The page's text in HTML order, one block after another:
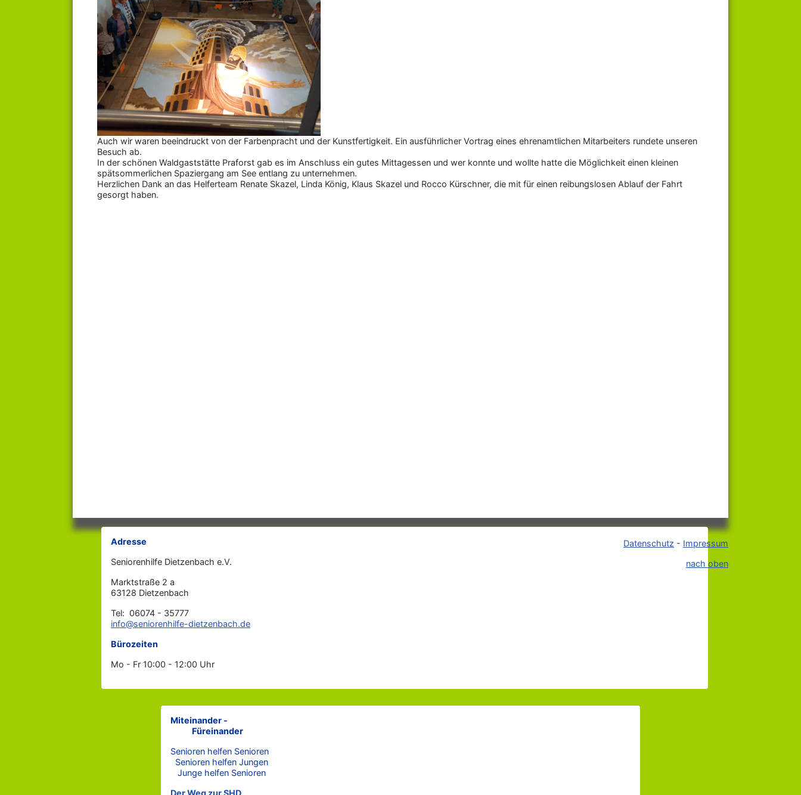
Miteinander -
Füreinander
Senioren helfen Senioren
Senioren helfen Jungen
Junge helfen Senioren
Auch wir waren beeindruckt von der Farbenpracht und der Kunstfertigkeit. Ein ausführlicher Vortrag eines ehrenamtlichen Mitarbeiters rundete unseren
Besuch ab.
In der schönen Waldgaststätte Praforst gab es im Anschluss ein gutes Mittagessen und wer konnte und wollte hatte die Möglichkeit einen kleinen
spätsommerlichen Spaziergang am See entlang zu unternehmen.
Herzlichen Dank an das Helferteam Renate Skazel, Linda König, Klaus Skazel und Rocco Kürschner, die mit für einen reibungslosen Ablauf der Fahrt
gesorgt haben.
Adresse
Seniorenhilfe Dietzenbach e.V.
Marktstraße 2 a
63128 Dietzenbach
Tel: 06074 - 35777
info@seniorenhilfe-dietzenbach.de
Bürozeiten
Mo - Fr 10:00 - 12:00 Uhr
Datenschutz - Impressum
nach oben